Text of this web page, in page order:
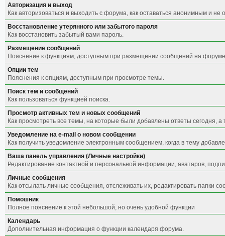
Авторизация и выход
Как авторизоваться и выходить с форума, как оставаться анонимным и
Восстановление утерянного или забытого пароля
Как восстановить забытый вами пароль.
Размещение сообщений
Пояснение к функциям, доступным при размещении сообщений на
Опции тем
Пояснения к опциям, доступным при просмотре темы.
Поиск тем и сообщений
Как пользоваться функцией поиска.
Просмотр активных тем и новых сообщений
Как просмотреть все темы, на которые были добавлены ответы сегодня,
Уведомление на е-mail о новом сообщении
Как получить уведомление электронным сообщением, когда в тему
Ваша панель управления (Личные настройки)
Редактирование контактной и персональной информации, аватаров,
Личные сообщения
Как отсылать личные сообщения, отслеживать их, редактировать папки
Помошник
Полное пояснение к этой небольшой, но очень удобной функции
Календарь
Дополнительная информация о функции календаря форума.